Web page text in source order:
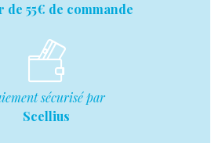
de 55€ de commande
sécurisé par
Scellius